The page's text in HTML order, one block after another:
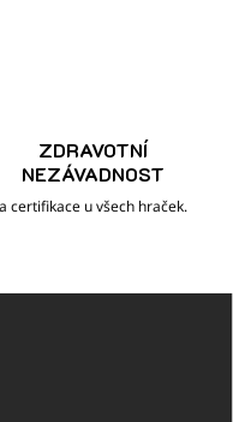
ZDRAVOTNÍ
NEZÁVADNOST
a certifikace u všech hraček.